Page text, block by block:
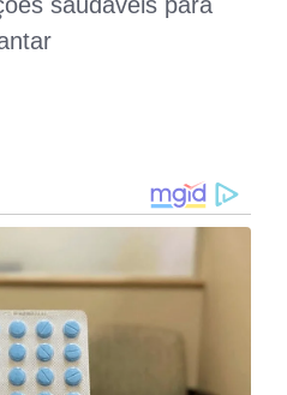
importante